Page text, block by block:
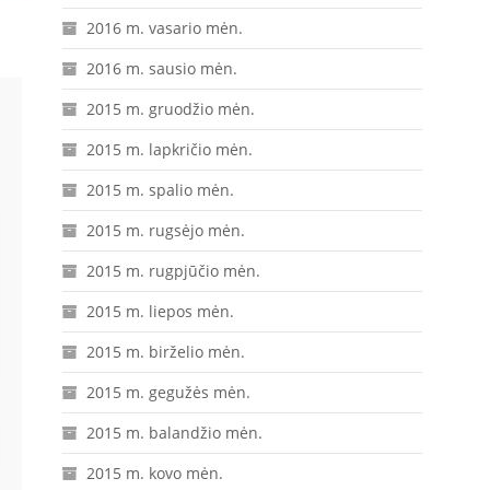
2016 m. vasario mėn.
2016 m. sausio mėn.
2015 m. gruodžio mėn.
2015 m. lapkričio mėn.
2015 m. spalio mėn.
2015 m. rugsėjo mėn.
2015 m. rugpjūčio mėn.
2015 m. liepos mėn.
2015 m. birželio mėn.
2015 m. gegužės mėn.
2015 m. balandžio mėn.
2015 m. kovo mėn.